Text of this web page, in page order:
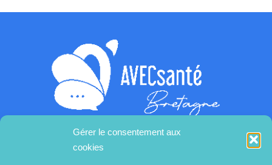
Gérer le consentement aux
cookies